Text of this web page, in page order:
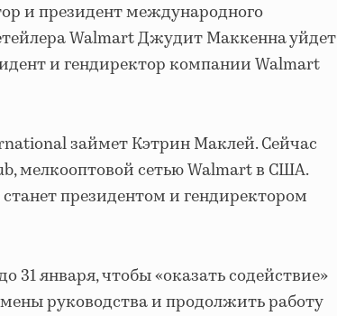
и президент международного
Walmart Джудит Маккенна уйдет
и гендиректор компании Walmart
займет Кэтрин Маклей. Сейчас
мелкооптовой сетью Walmart в США.
президентом и гендиректором
31 января, чтобы «оказать содействие»
руководства и продолжить работу